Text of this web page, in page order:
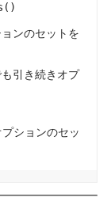
()
ンのセットを
引き続きオプ
ションのセッ